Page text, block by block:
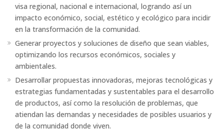
visa regional, nacional e internacional, logrando así un
impacto económico, social, estético y ecológico para incidir
en la transformación de la comunidad.
Generar proyectos y soluciones de diseño que sean viables,
optimizando los recursos económicos, sociales y
ambientales.
Desarrollar propuestas innovadoras, mejoras tecnológicas y
estrategias fundamentadas y sustentables para el desarrollo
de productos, así como la resolución de problemas, que
atiendan las demandas y necesidades de posibles usuarios y
de la comunidad donde viven.